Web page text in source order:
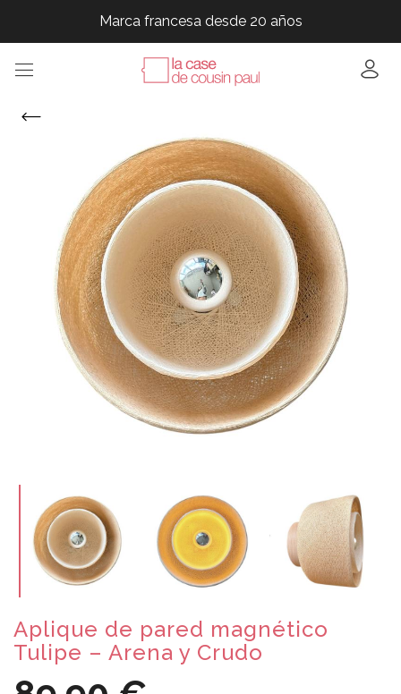
Marca francesa desde 20 años
Marca francesa desde 20 años
Marca francesa desde 20 años
Aplique de pared magnético
Tulipe – Arena y Crudo